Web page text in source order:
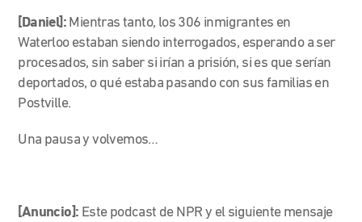
[Daniel]: Mientras tanto, los 306 inmigrantes en
Waterloo estaban siendo interrogados, esperando a ser
procesados, sin saber si irían a prisión, si es que serían
deportados, o qué estaba pasando con sus familias en
Postville.
Una pausa y volvemos…
[Anuncio]: Este podcast de NPR y el siguiente mensaje